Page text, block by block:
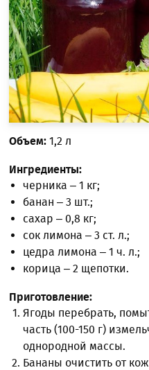
Объем: 1,2 л
Ингредиенты:
черника – 1 кг;
банан – 3 шт.;
сахар – 0,8 кг;
сок лимона – 3 ст. л.;
цедра лимона – 1 ч. л.;
корица – 2 щепотки.
Приготовление:
Ягоды перебрать,
часть (100-150 г)
однородной массы.
Бананы очистить от